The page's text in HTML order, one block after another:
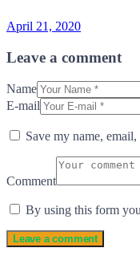
April 21, 2020
Leave a comment
Name
E-mail
Save my name,
Comment
By using this form